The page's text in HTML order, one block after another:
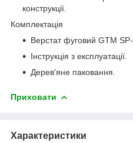
конструкції.
Комплектація
Верстат фуговий GTM
Інструкція з експлуатації.
Дерев'яне паковання.
Приховати
Характеристики